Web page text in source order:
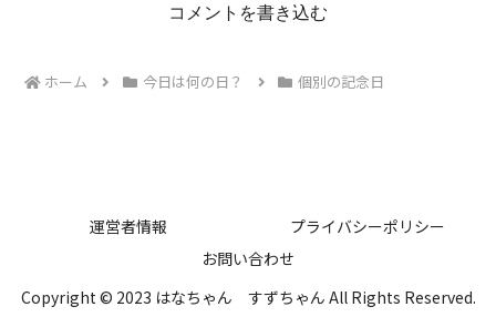
コメントを書き込む
ホーム 今日は何の日？ 個別の記念日
運営者情報
プライバシーポリシー
お問い合わせ
Copyright © 2023 はなちゃん すずちゃん All Rights Reserved.